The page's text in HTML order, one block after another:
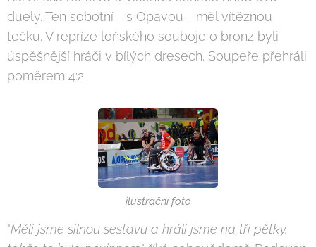
duely. Ten sobotní - s Opavou - měl vítěznou
tečku. V repríze loňského souboje o bronz byli
úspěšnější hráči v bílých dresech. Soupeře přehráli
poměrem 4:2.
ilustrační foto
"Měli jsme silnou sestavu a hráli jsme na tři pětky,